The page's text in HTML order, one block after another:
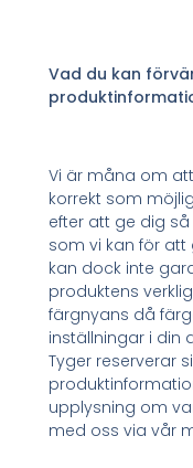
Vad du kan
Vi är måna om
korrekt som
efter att ge dig
som vi kan för att
kan dock inte
produktens
färgnyans då
inställningar i din
Tyger reserverar
upplysning om
med oss via vår